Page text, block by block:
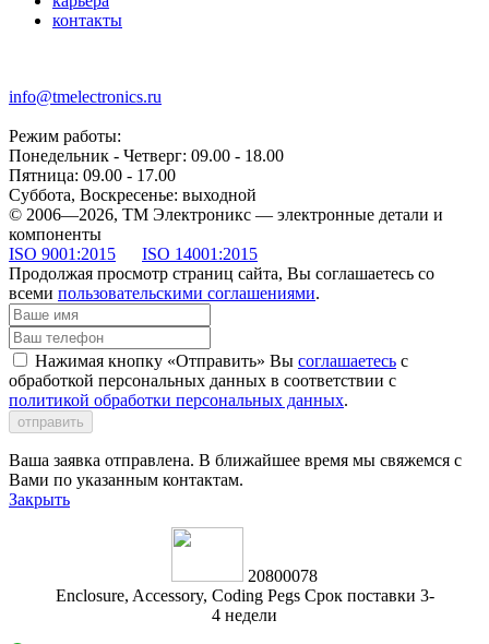
контакты
info@tmelectronics.ru
Режим работы:
Понедельник - Четверг: 09.00 - 18.00
Пятница: 09.00 - 17.00
Суббота, Воскресенье: выходной
© 2006—2026, ТМ Электроникс — электронные детали и
компоненты
ISO 9001:2015
ISO 14001:2015
Продолжая просмотр страниц сайта, Вы соглашаетесь со
всеми пользовательскими соглашениями.
Нажимая кнопку «Отправить» Вы соглашаетесь с
обработкой персональных данных в соответствии с
политикой обработки персональных данных.
отправить
Ваша заявка отправлена. В ближайшее время мы свяжемся с
Вами по указанным контактам.
Закрыть
20800078
Enclosure, Accessory, Coding Pegs Срок поставки 3-
4 недели